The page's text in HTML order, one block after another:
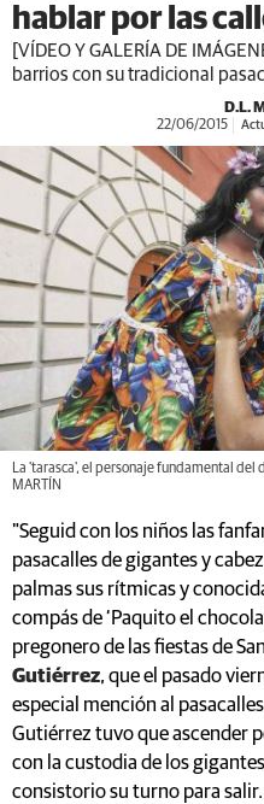
hablar por las
[VÍDEO Y GALERÍA DE
barrios con su tradicional
D.L.
22/06/2015
La 'tarasca', el personaje fundamental del
MARTÍN
"Seguid con los niños las
pasacalles de gigantes y
palmas sus rítmicas y
compás de ‘Paquito el
pregonero de las fiestas de
Gutiérrez, que el pasado
especial mención al
Gutiérrez tuvo que ascender
con la custodia de los
consistorio su turno para salir.